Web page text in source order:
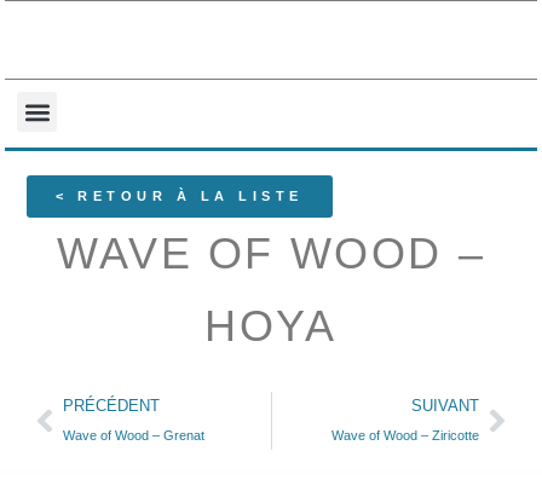
< RETOUR À LA LISTE
WAVE OF WOOD –
HOYA
PRÉCÉDENT
Wave of Wood – Grenat
SUIVANT
Wave of Wood – Ziricotte